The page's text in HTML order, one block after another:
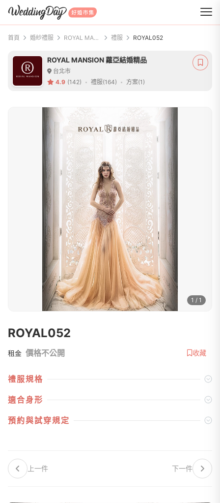
WeddingDay 好婚市集
首頁 婚紗禮服 ROYAL MANSION 蘿亞結婚精品 禮服 ROYAL052
ROYAL MANSION 蘿亞結婚精品
台北市
4.9 (142) 禮服(164) 方案(1)
1 / 1
ROYAL052
租金 價格不公開 收藏
禮服規格
適合身形
預約與試穿規定
上一件 下一件